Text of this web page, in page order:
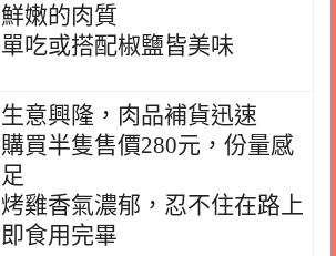
鮮嫩的肉質
單吃或搭配椒鹽皆美味
生意興隆，肉品補貨迅速
購買半隻售價280元，份量感
足
烤雞香氣濃郁，忍不住在路上
即食用完畢